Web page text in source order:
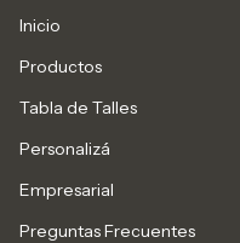
Inicio
Productos
Tabla de Talles
Personalizá
Empresarial
Preguntas Frecuentes